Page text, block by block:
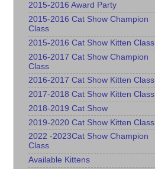
2015-2016 Award Party
2015-2016 Cat Show Champion
Class
2015-2016 Cat Show Kitten Class
2016-2017 Cat Show Champion
Class
2016-2017 Cat Show Kitten Class
2017-2018 Cat Show Kitten Class
2018-2019 Cat Show
2019-2020 Cat Show Kitten Class
2022 -2023Cat Show Champion
Class
Available Kittens